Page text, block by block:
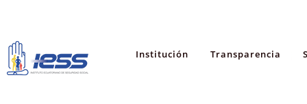
Institución Transparencia